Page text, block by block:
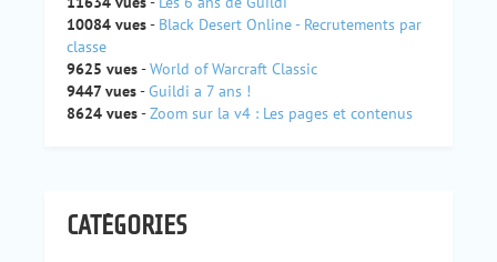
10084 vues- Black Desert Online - Recrutements par
classe
9625 vues-World of Warcraft Classic
9447 vues-Guildi a 7 ans !
8624 vues-Zoom sur la v4 : Les pages et contenus
CATÉGORIES